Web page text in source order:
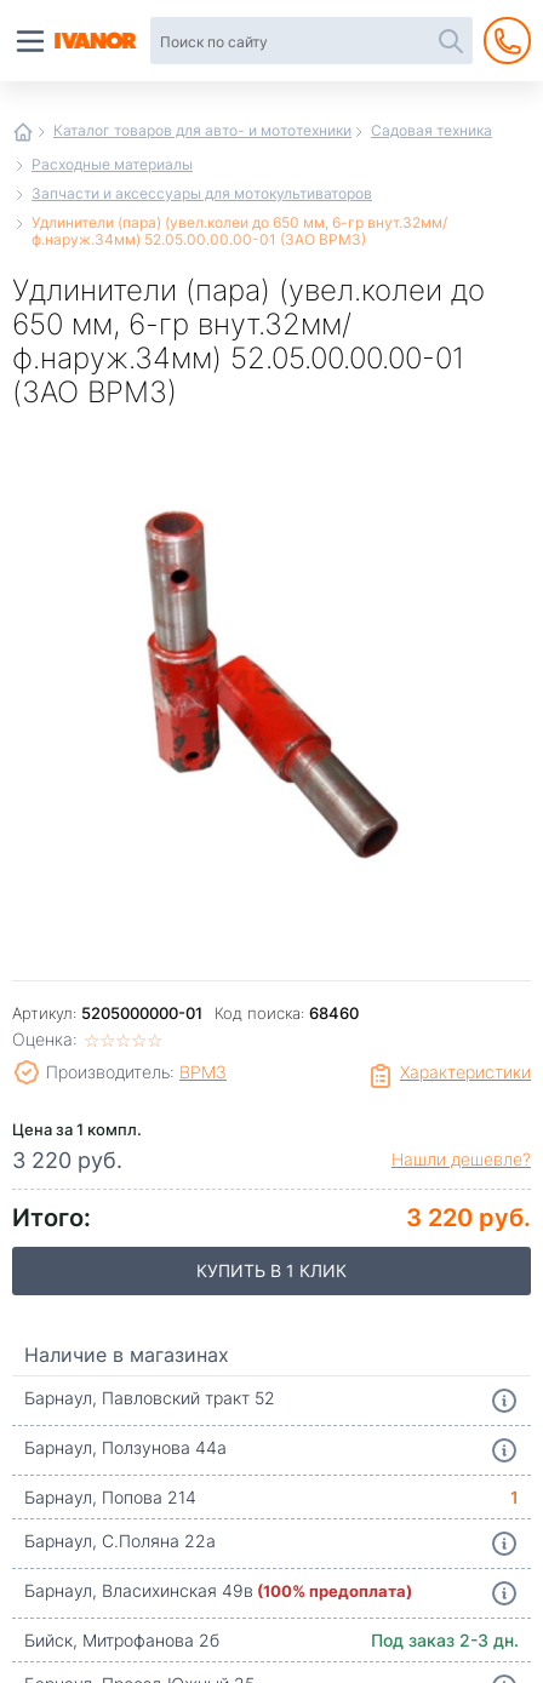
Каталог товаров для авто- и мототехники
Садовая техника
Расходные материалы
Запчасти и аксессуары для мотокультиваторов
Удлинители (пара) (увел.колеи до 650 мм, 6-гр внут.32мм/
ф.наруж.34мм) 52.05.00.00.00-01 (ЗАО ВРМЗ)
Удлинители (пара) (увел.колеи до
650 мм, 6-гр внут.32мм/
ф.наруж.34мм) 52.05.00.00.00-01
(ЗАО ВРМЗ)
Артикул: 5205000000-01 Код поиска: 68460
Оценка: ☆☆☆☆☆
★★★★★
Характеристики
Производитель: ВРМЗ
Цена за 1 компл.
3 220 руб. Нашли дешевле?
Итого: 3 220 руб.
КУПИТЬ В 1 КЛИК
Наличие в магазинах
Барнаул, Павловский тракт 52
Барнаул, Ползунова 44а
Барнаул, Попова 214
1
Барнаул, С.Поляна 22а
Барнаул, Власихинская 49в (100% предоплата)
Бийск, Митрофанова 2б
Под заказ 2-3 дн.
интернет-